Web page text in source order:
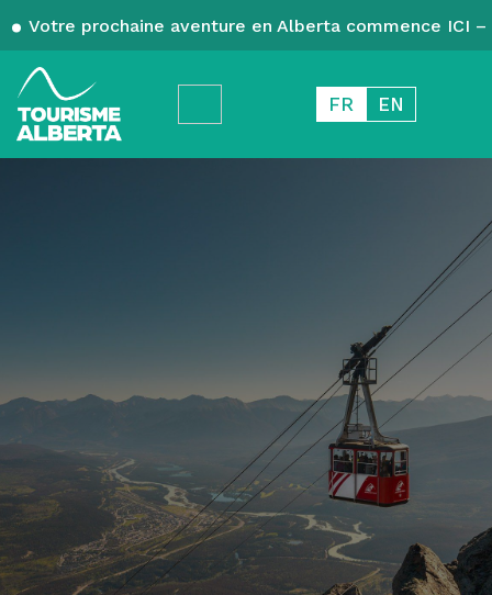
Votre prochaine aventure en Alberta commence ICI
FR EN